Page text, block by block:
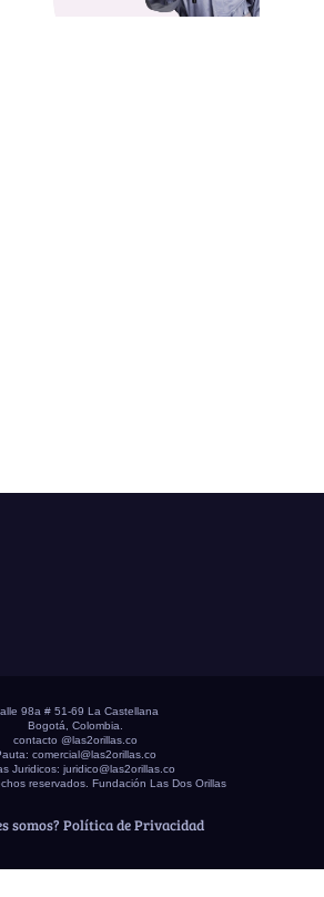
98a # 51-69 La Castellana
Bogotá, Colombia.
contacto @las2orillas.co
comercial@las2orillas.co
Juridicos: juridico@las2orillas.co
reservados. Fundación Las Dos Orillas
somos? Política de Privacidad